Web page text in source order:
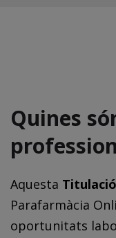
Quines
Aquesta
Parafarmàcia
oportunitats